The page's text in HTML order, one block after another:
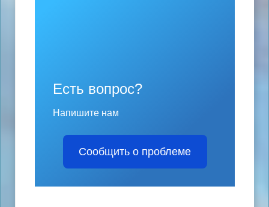
Есть вопрос?
Напишите нам
Сообщить о проблеме